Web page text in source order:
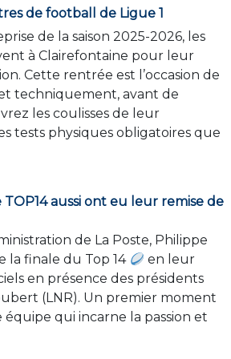
de football de Ligue 1
de la saison 2025-2026, les
à Clairefontaine pour leur
Cette rentrée est l’occasion de
techniquement, avant de
les coulisses de leur
tests physiques obligatoires que
aussi ont eu leur remise de
de La Poste, Philippe
la finale du Top 14
en leur
en présence des présidents
(LNR). Un premier moment
qui incarne la passion et